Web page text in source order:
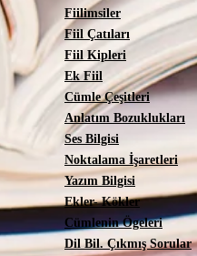
Fiilimsiler
Fiil Çatıları
Fiil Kipleri
Ek Fiil
Cümle Çeşitleri
Anlatım Bozuklukları
Ses Bilgisi
Noktalama İşaretleri
Yazım Bilgisi
Ekler- Kökler
Cümlenin Ögeleri
Dil Bil. Çıkmış Sorular